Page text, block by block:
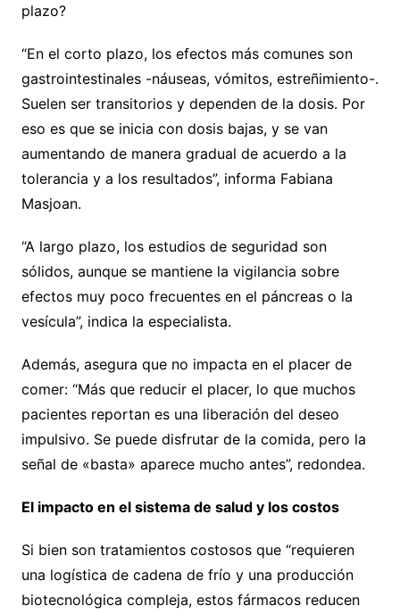
plazo?
“En el corto plazo, los efectos más comunes son
gastrointestinales -náuseas, vómitos, estreñimiento-.
Suelen ser transitorios y dependen de la dosis. Por
eso es que se inicia con dosis bajas, y se van
aumentando de manera gradual de acuerdo a la
tolerancia y a los resultados”, informa Fabiana
Masjoan.
“A largo plazo, los estudios de seguridad son
sólidos, aunque se mantiene la vigilancia sobre
efectos muy poco frecuentes en el páncreas o la
vesícula”, indica la especialista.
Además, asegura que no impacta en el placer de
comer: “Más que reducir el placer, lo que muchos
pacientes reportan es una liberación del deseo
impulsivo. Se puede disfrutar de la comida, pero la
señal de «basta» aparece mucho antes”, redondea.
El impacto en el sistema de salud y los costos
Si bien son tratamientos costosos que “requieren
una logística de cadena de frío y una producción
biotecnológica compleja, estos fármacos reducen